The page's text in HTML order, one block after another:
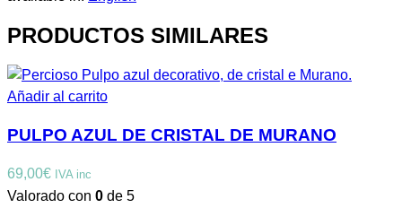
PRODUCTOS SIMILARES
Añadir al carrito
PULPO AZUL DE CRISTAL DE MURANO
69,00€ IVA inc
Valorado con 0 de 5